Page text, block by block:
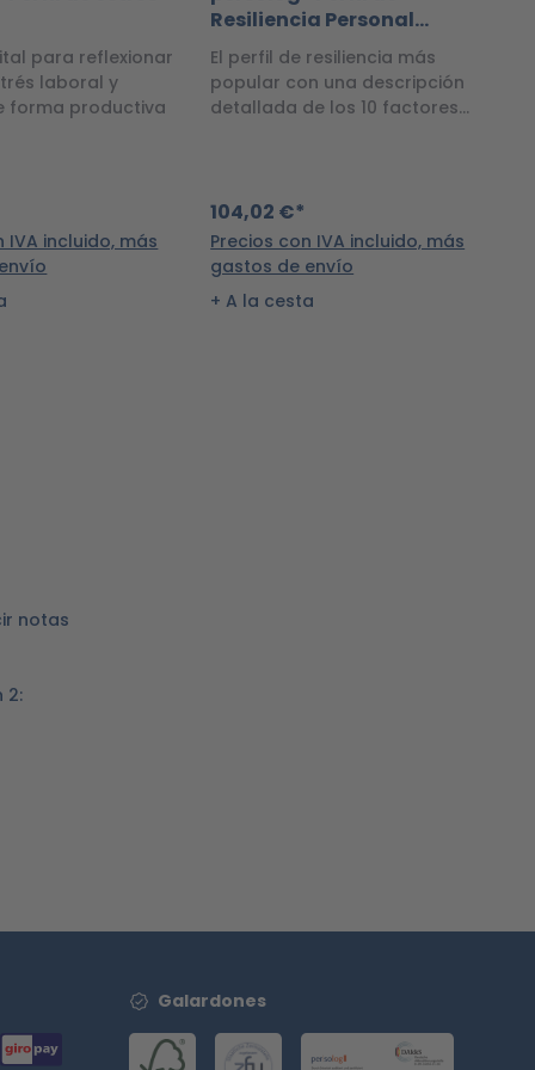
para reflexionar
laboral y
forma productiva
IVA incluido, más
Resiliencia Personal
Online
El perfil de resiliencia más
popular con una descripción
detallada de los 10 factores
104,02 €*
Precios con IVA incluido, más
gastos de envío
A la cesta
notas
2:
Galardones